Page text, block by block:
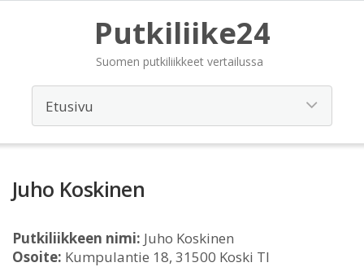
Putkiliike24
Suomen putkiliikkeet vertailussa
Juho Koskinen
Putkiliikkeen nimi: Juho Koskinen
Osoite: Kumpulantie 18, 31500 Koski Tl